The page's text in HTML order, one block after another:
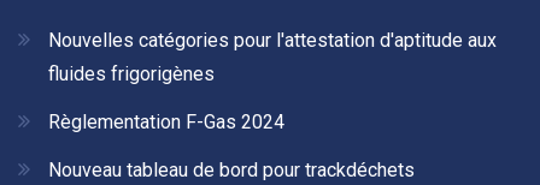
Nouvelles catégories pour l'attestation d'aptitude aux
fluides frigorigènes
Règlementation F-Gas 2024
Nouveau tableau de bord pour trackdéchets